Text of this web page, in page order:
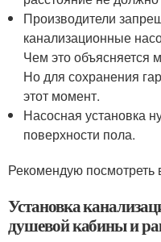
Производители
канализационные
Чем это объясняется
Но для сохранения
этот момент.
Насосная установка
поверхности пола.
Рекомендую посмотреть
Установка
душевой кабины и